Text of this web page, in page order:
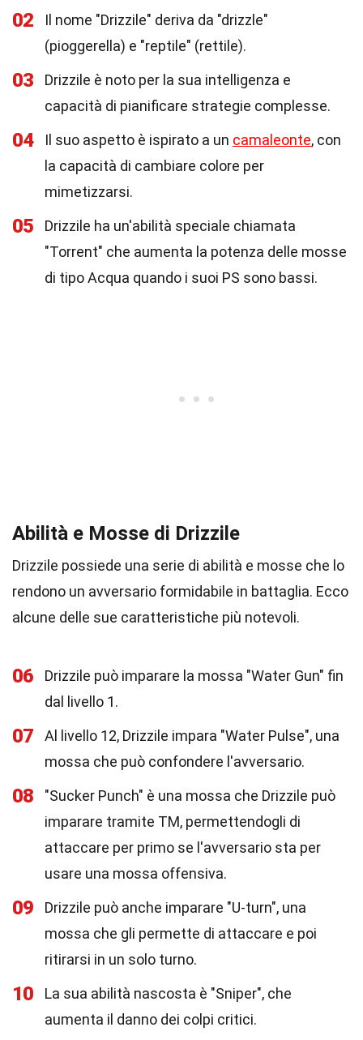
02
Il nome "Drizzile" deriva da "drizzle"
(pioggerella) e "reptile" (rettile).
03
Drizzile è noto per la sua intelligenza e
capacità di pianificare strategie complesse.
04 Il suo aspetto è ispirato a un camaleonte, con
la capacità di cambiare colore per
mimetizzarsi.
05
Drizzile ha un'abilità speciale chiamata
"Torrent" che aumenta la potenza delle mosse
di tipo Acqua quando i suoi PS sono bassi.
Abilità e Mosse di Drizzile
Drizzile possiede una serie di abilità e mosse che lo
rendono un avversario formidabile in battaglia. Ecco
alcune delle sue caratteristiche più notevoli.
06
Drizzile può imparare la mossa "Water Gun" fin
dal livello 1.
07
Al livello 12, Drizzile impara "Water Pulse", una
mossa che può confondere l'avversario.
08
"Sucker Punch" è una mossa che Drizzile può
imparare tramite TM, permettendogli di
attaccare per primo se l'avversario sta per
usare una mossa offensiva.
09
Drizzile può anche imparare "U-turn", una
mossa che gli permette di attaccare e poi
ritirarsi in un solo turno.
10
La sua abilità nascosta è "Sniper", che
aumenta il danno dei colpi critici.